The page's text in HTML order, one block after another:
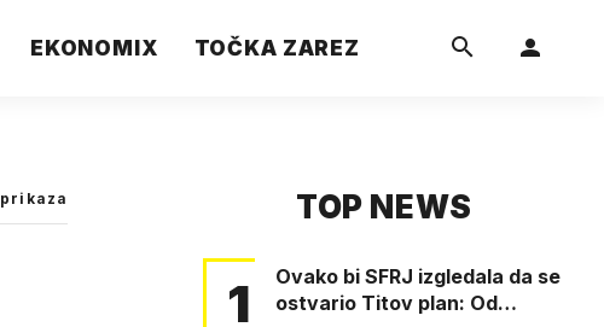
EKONOMIX TOČKA ZAREZ
prikaza TOP NEWS
1
Ovako bi SFRJ izgledala da se
ostvario Titov plan: Od